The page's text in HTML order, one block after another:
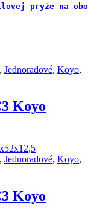
pryže na
, Jednoradové, Koyo,
Koyo
, Jednoradové, Koyo,
Koyo